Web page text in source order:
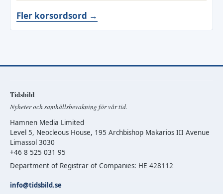
Fler korsordsord →
Tidsbild
Nyheter och samhällsbevakning för vår tid.
Hamnen Media Limited
Level 5, Neocleous House, 195 Archbishop Makarios III Avenue
Limassol 3030
+46 8 525 031 95
Department of Registrar of Companies: HE 428112
info@tidsbild.se